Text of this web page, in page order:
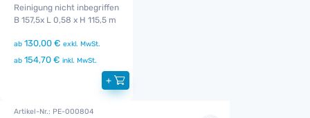
Reinigung nicht inbegriffen
B 157,5x L 0,58 x H 115,5 m
ab 130,00 € exkl. MwSt.
ab 154,70 € inkl. MwSt.
+
Artikel-Nr.: PE-000804